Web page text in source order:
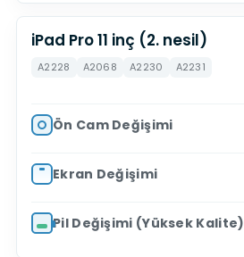
iPad Pro 11 inç (2. nesil)
A2228 A2068 A2230 A2231
Ön Cam Değişimi
Ekran Değişimi
Pil Değişimi (Yüksek Kalite)